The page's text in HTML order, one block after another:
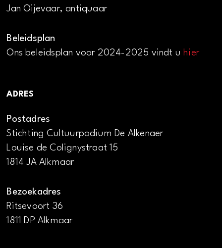
Jan Oijevaar, antiquaar
Beleidsplan
Ons beleidsplan voor 2024-2025 vindt uhier
ADRES
Postadres
Stichting Cultuurpodium De Alkenaer
Louise de Colignystraat 15
1814 JA Alkmaar
Bezoekadres
Ritsevoort 36
1811 DP Alkmaar